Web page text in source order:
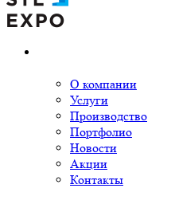
О компании
Услуги
Производство
Портфолио
Новости
Акции
Контакты